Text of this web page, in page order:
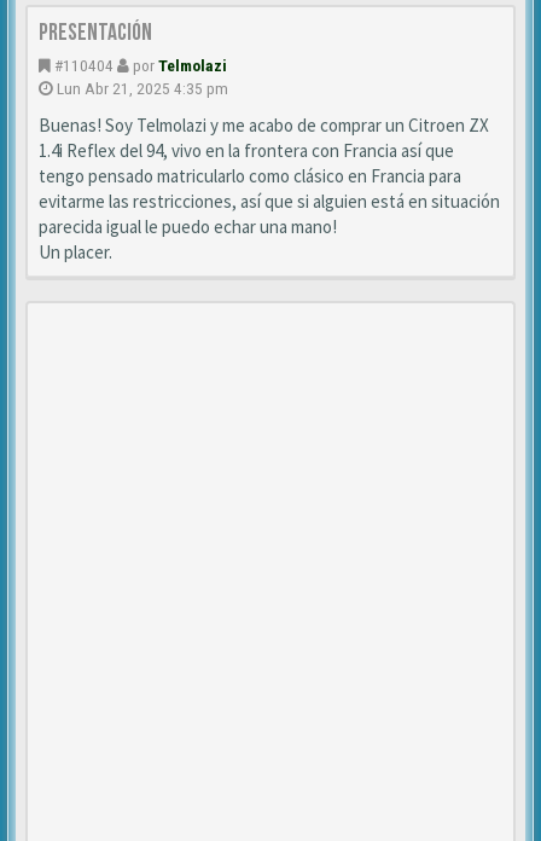
Presentación
#110404 porTelmolazi
Lun Abr 21, 2025 4:35 pm
Buenas! Soy Telmolazi y me acabo de comprar un Citroen ZX
1.4i Reflex del 94, vivo en la frontera con Francia así que
tengo pensado matricularlo como clásico en Francia para
evitarme las restricciones, así que si alguien está en situación
parecida igual le puedo echar una mano!
Un placer.